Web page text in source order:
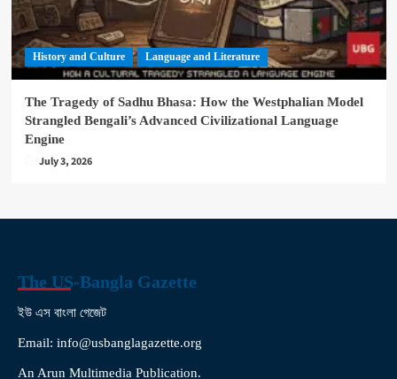
History and Culture Language and Literature
The Tragedy of Sadhu Bhasa: How the Westphalian Model
Strangled Bengali’s Advanced Civilizational Language
Engine
July 3, 2026
The US-Bangla Gazette
ইউ এস বাংলা গেজেট
Email: info@usbanglagazette.org
An Arun Multimedia Publication.